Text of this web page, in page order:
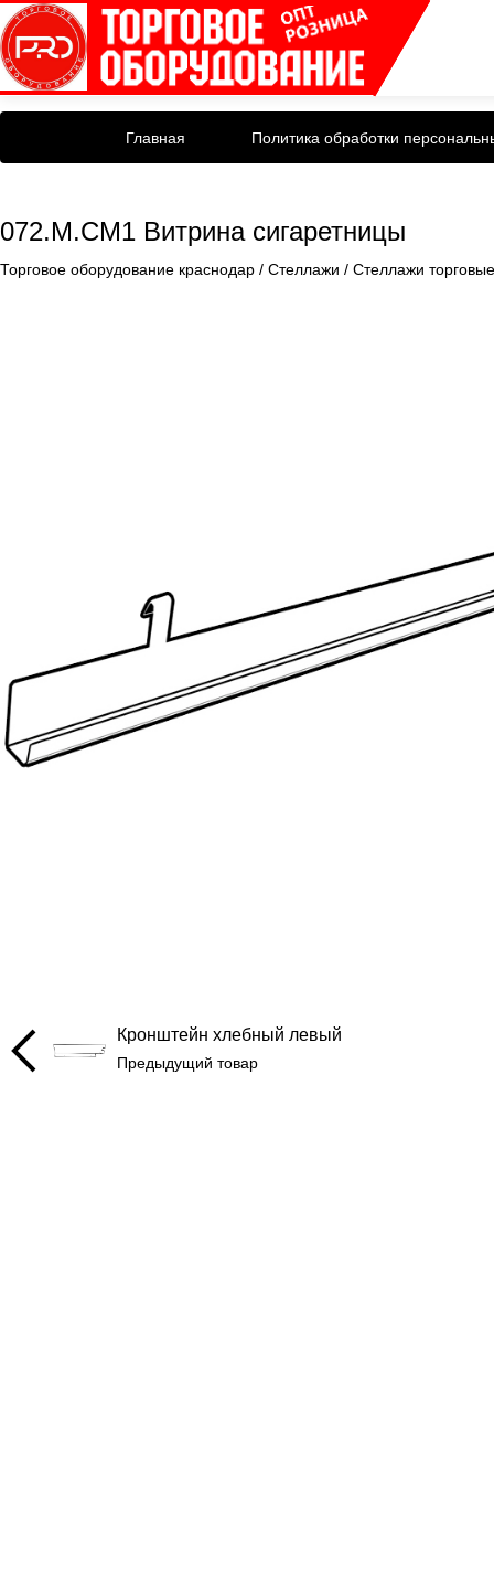
Главная Политика обработки
072.М.СМ1 Витрина сигаретницы
Торговое оборудование краснодар / Стеллажи / Стеллажи торговые
Кронштейн хлебный левый
Предыдущий товар